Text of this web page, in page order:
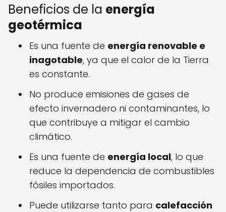
Beneficios de la energía
geotérmica
Es una fuente de energía renovable e
inagotable, ya que el calor de la Tierra
es constante.
No produce emisiones de gases de
efecto invernadero ni contaminantes, lo
que contribuye a mitigar el cambio
climático.
Es una fuente de energía local, lo que
reduce la dependencia de combustibles
fósiles importados.
Puede utilizarse tanto para calefacción